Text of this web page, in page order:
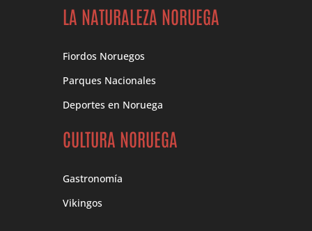
LA NATURALEZA NORUEGA
Fiordos Noruegos
Parques Nacionales
Deportes en Noruega
CULTURA NORUEGA
Gastronomía
Vikingos